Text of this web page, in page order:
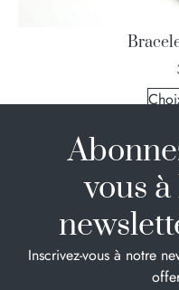
vous
Inscrivez-vous à notre